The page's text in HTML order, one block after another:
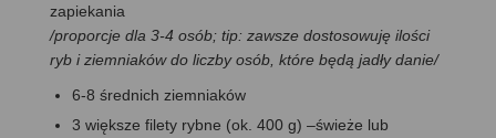
zapiekania
/proporcje dla 3-4 osób; tip: zawsze dostosowuję ilości
ryb i ziemniaków do liczby osób, które będą jadły danie/
6-8 średnich ziemniaków
3 większe filety rybne (ok. 400 g) –świeże lub